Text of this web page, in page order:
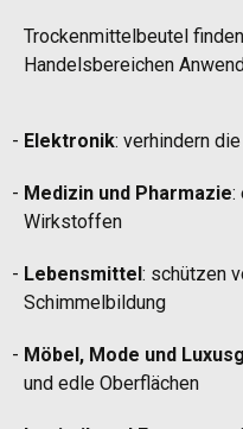
Trockenmittelbeutel
Handelsbereichen
Elektronik: verhindern
Medizin und Pharmazie:
Wirkstoffen
Lebensmittel: schützen
Schimmelbildung
Möbel, Mode und
und edle Oberflächen